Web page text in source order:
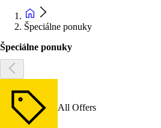
Špeciálne ponuky
Špeciálne ponuky
All Offers